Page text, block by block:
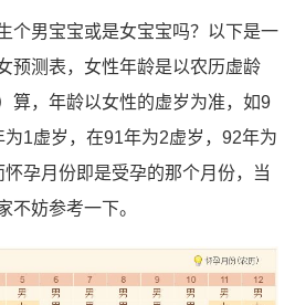
个男宝宝或是女宝宝吗？以下是一
预测表，女性年龄是以农历虚龄
算，年龄以女性的虚岁为准，如9
1虚岁，在91年为2虚岁，92年为
孕月份即是受孕的那个月份，当
不妨参考一下。